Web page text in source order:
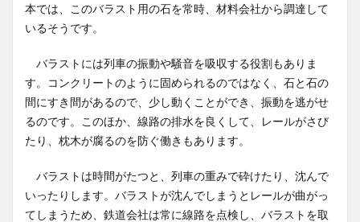
本では、このバラスト用の石を常時、材料会社から調達して
いるそうです。
バラストには列車の振動や騒音を吸収する役割もありま
す。コンクリートのように固められるのではなく、石と石の
間にすき間があるので、少し動くことができ、振動を逃がせ
るのです。このほか、線路の排水を良くして、レールがさび
たり、枕木が腐るのを防ぐ働きもあります。
バラストは時間がたつと、列車の重みで砕けたり、沈んで
いったりします。バラストが沈んでしまうとレールが曲がっ
てしまうため、鉄道会社は常に線路を点検し、バラストを取